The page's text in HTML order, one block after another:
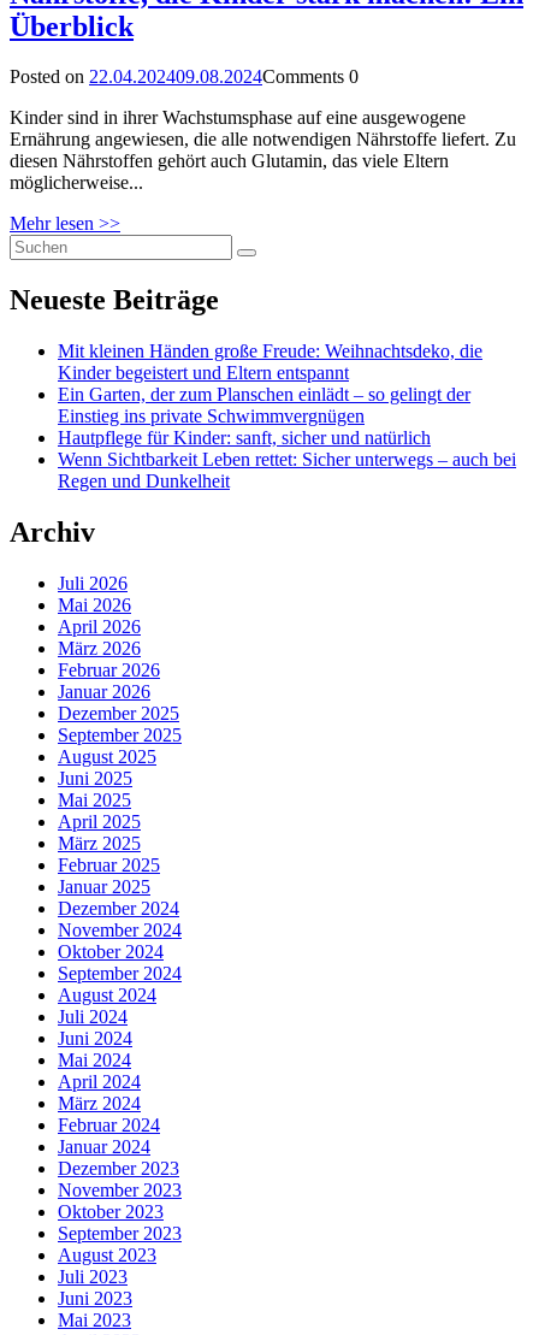
Überblick
Posted on 22.04.202409.08.2024Comments 0
Kinder sind in ihrer Wachstumsphase auf eine ausgewogene
Ernährung angewiesen, die alle notwendigen Nährstoffe liefert. Zu
diesen Nährstoffen gehört auch Glutamin, das viele Eltern
möglicherweise...
Mehr lesen >>
Neueste Beiträge
Mit kleinen Händen große Freude: Weihnachtsdeko, die
Kinder begeistert und Eltern entspannt
Ein Garten, der zum Planschen einlädt – so gelingt der
Einstieg ins private Schwimmvergnügen
Hautpflege für Kinder: sanft, sicher und natürlich
Wenn Sichtbarkeit Leben rettet: Sicher unterwegs – auch bei
Regen und Dunkelheit
Archiv
Juli 2026
Mai 2026
April 2026
März 2026
Februar 2026
Januar 2026
Dezember 2025
September 2025
August 2025
Juni 2025
Mai 2025
April 2025
März 2025
Februar 2025
Januar 2025
Dezember 2024
November 2024
Oktober 2024
September 2024
August 2024
Juli 2024
Juni 2024
Mai 2024
April 2024
März 2024
Februar 2024
Januar 2024
Dezember 2023
November 2023
Oktober 2023
September 2023
August 2023
Juli 2023
Juni 2023
Mai 2023